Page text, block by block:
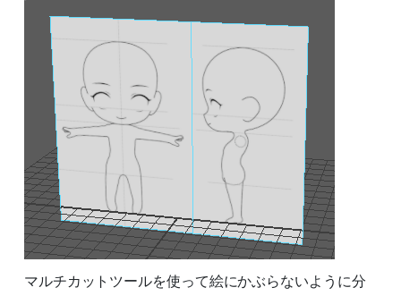
マルチカットツールを使って絵にかぶらないように分